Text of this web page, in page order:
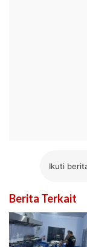
Ikuti
Berita Terkait